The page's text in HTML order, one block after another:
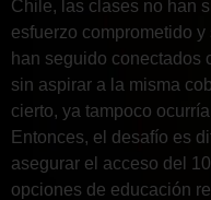
Chile, las clases no han
esfuerzo comprometido
han seguido conectados
sin aspirar a la misma
cierto, ya tampoco
Entonces, el desafío es
asegurar el acceso del
opciones de educación